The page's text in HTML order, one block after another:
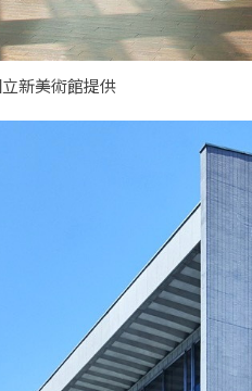
新美術館提供